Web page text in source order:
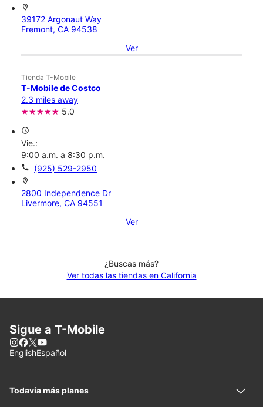
location_on
39172 Argonaut Way
Fremont, CA 94538
Ver
Tienda T-Mobile
T-Mobile de Costco
2.3 miles away
5.0
access_time
Vie.:
9:00 a.m. a 8:30 p.m.
call (925) 529-2950
location_on
2800 Independence Dr
Livermore, CA 94551
Ver
¿Buscas más?
Ver todas las tiendas en California